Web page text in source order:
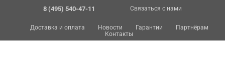
8 (495) 540-47-11 Связаться с нами
Доставка и оплата Новости Гарантии
Партнёрам
Контакты